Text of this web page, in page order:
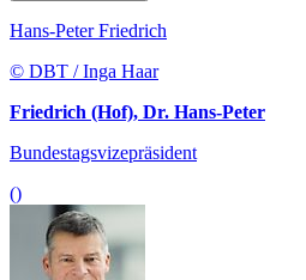
Hans-Peter Friedrich
© DBT / Inga Haar
Friedrich (Hof), Dr. Hans-Peter
Bundestagsvizepräsident
()